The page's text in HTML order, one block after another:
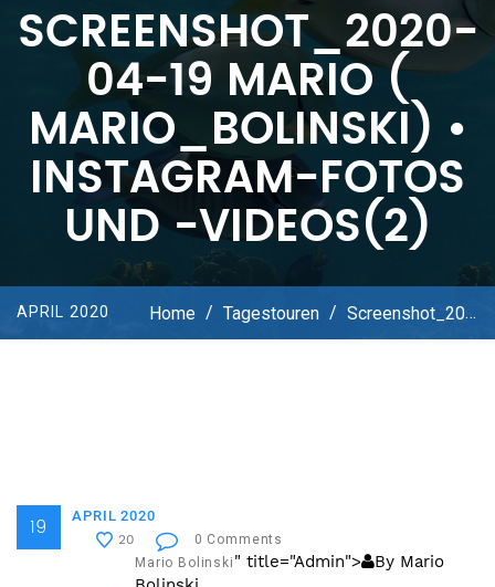
SCREENSHOT_2020-
04-19 MARIO (
MARIO_BOLINSKI) •
INSTAGRAM-FOTOS
UND -VIDEOS(2)
APRIL 2020 Home / Tagestouren / Screenshot_2020-04-19 Mario ( Mario_bolinski) • Instagram-Fotos Und -Videos(2)
19 APRIL 2020
20
0 Comments
Mario Bolinski " title="Admin">
By Mario